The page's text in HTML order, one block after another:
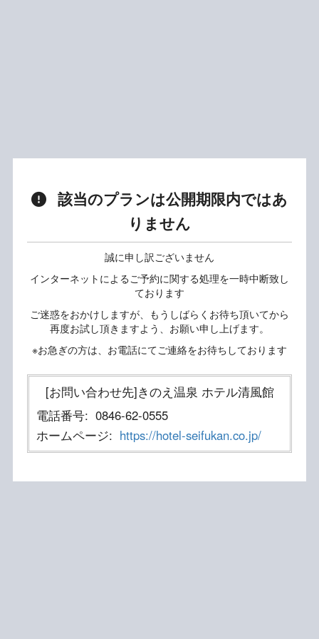
該当のプランは公開期限内ではあ
りません
誠に申し訳ございません
インターネットによるご予約に関する処理を一時中断致し
ております
ご迷惑をおかけしますが、もうしばらくお待ち頂いてから
再度お試し頂きますよう、お願い申し上げます。
※お急ぎの方は、お電話にてご連絡をお待ちしております
[お問い合わせ先]きのえ温泉 ホテル清風館
電話番号: 0846-62-0555
ホームページ: https://hotel-seifukan.co.jp/